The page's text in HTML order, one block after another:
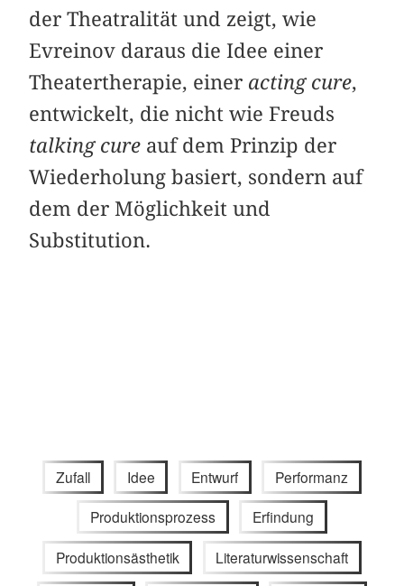
der Theatralität und zeigt, wie
Evreinov daraus die Idee einer
Theatertherapie, einer acting cure,
entwickelt, die nicht wie Freuds
talking cure auf dem Prinzip der
Wiederholung basiert, sondern auf
dem der Möglichkeit und
Substitution.
Zufall Idee Entwurf Performanz
Produktionsprozess Erfindung
Produktionsästhetik Literaturwissenschaft